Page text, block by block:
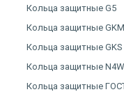
Кольца защитные G5
Кольца защитные GKM
Кольца защитные GKS
Кольца защитные N4W
Кольца защитные